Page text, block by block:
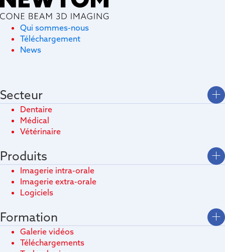
Qui sommes-nous
Téléchargement
News
Secteur
Dentaire
Médical
Vétérinaire
Produits
Imagerie intra-orale
Imagerie extra-orale
Logiciels
Formation
Galerie vidéos
Téléchargements